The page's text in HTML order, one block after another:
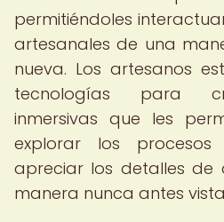
permitiéndoles
artesanales de una
nueva. Los artesanos
tecnologías para
inmersivas que les
explorar los
apreciar los detalles de
manera nunca antes